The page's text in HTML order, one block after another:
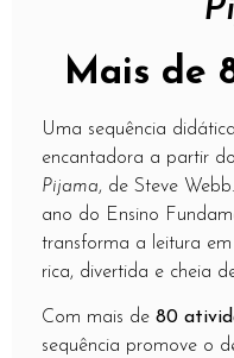
Mais de
Uma sequência
encantadora a partir
Pijama, de Steve
ano do Ensino
transforma a leitura
rica, divertida e cheia
Com mais de 80
sequência promove o